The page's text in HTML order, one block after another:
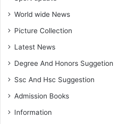
World wide News
Picture Collection
Latest News
Degree And Honors Suggetion
Ssc And Hsc Suggestion
Admission Books
Information